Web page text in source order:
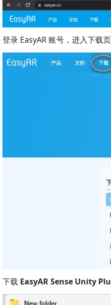
登录 EasyAR 账号，进入下载页
下载 EasyAR Sense Unity